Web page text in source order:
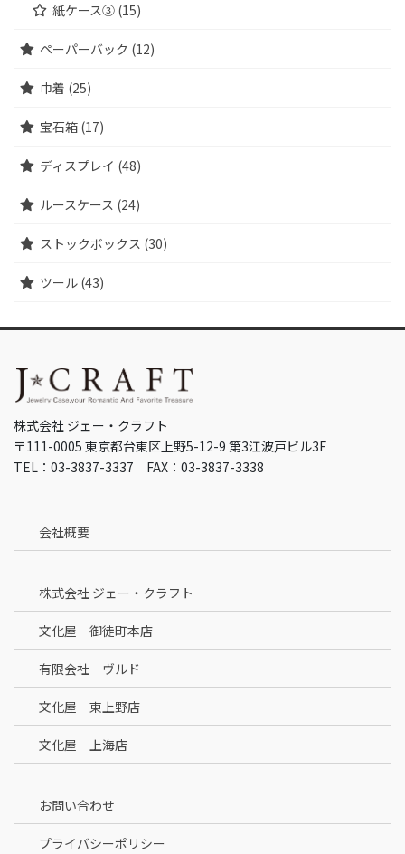
紙ケース③ (15)
ペーパーバック (12)
巾着 (25)
宝石箱 (17)
ディスプレイ (48)
ルースケース (24)
ストックボックス (30)
ツール (43)
株式会社 ジェー・クラフト
〒111-0005 東京都台東区上野5-12-9 第3江波戸ビル3F
TEL：03-3837-3337 FAX：03-3837-3338
会社概要
株式会社 ジェー・クラフト
文化屋 御徒町本店
有限会社 ヴルド
文化屋 東上野店
文化屋 上海店
お問い合わせ
プライバシーポリシー